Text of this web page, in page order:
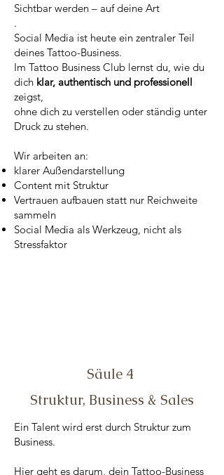
Sichtbar werden – auf deine Art
.
Social Media ist heute ein zentraler Teil
deines Tattoo-Business.
Im Tattoo Business Club lernst du, wie du
dich klar, authentisch und professionell
zeigst,
ohne dich zu verstellen oder ständig unter
Druck zu stehen.
Wir arbeiten an:
klarer Außendarstellung
Content mit Struktur
Vertrauen aufbauen statt nur Reichweite
sammeln
Social Media als Werkzeug, nicht als
Stressfaktor
Säule 4
Struktur, Business & Sales
Ein Talent wird erst durch Struktur zum
Business.
Hier geht es darum, dein Tattoo-Business